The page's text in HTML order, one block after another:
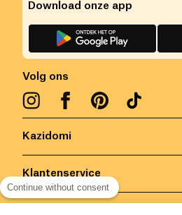
Kazidomi
Klantenservice
Volg ons
Download onze app
Continue without consent